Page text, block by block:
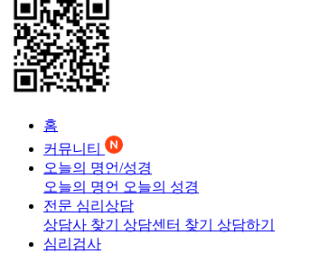
홈
커뮤니티
오늘의 명언/성경
오늘의 명언 오늘의 성경
전문 심리상담
상담사 찾기 상담센터 찾기 상담하기
심리검사